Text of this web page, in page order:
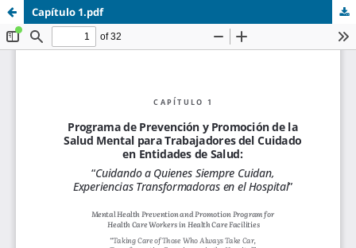
Capítulo 1.pdf